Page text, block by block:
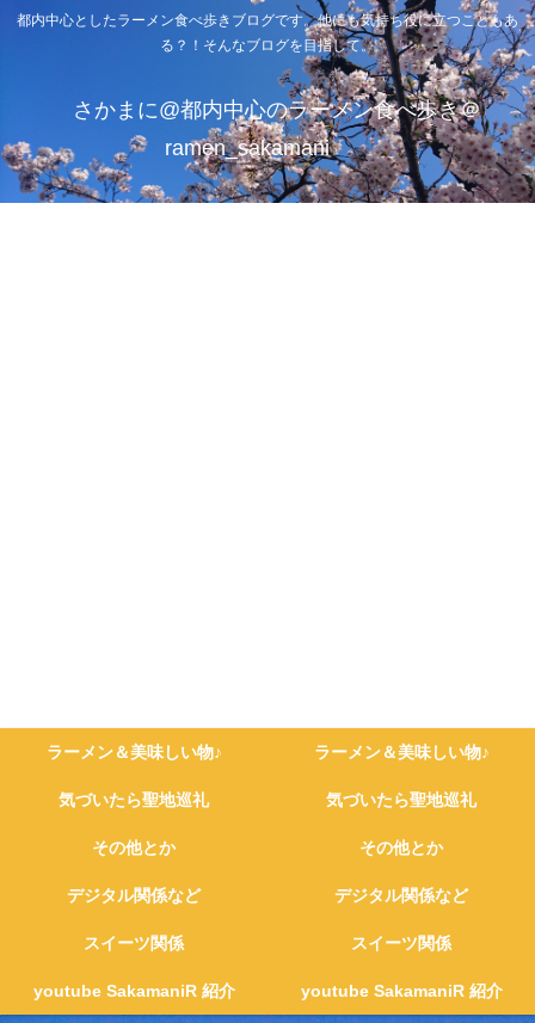
都内中心としたラーメン食べ歩きブログです。他にも気持ち役に立つこともあ
る？！そんなブログを目指して。
さかまに@都内中心のラーメン食べ歩き＠
ramen_sakamani
ラーメン＆美味しい物♪ ラーメン＆美味しい物♪
気づいたら聖地巡礼 気づいたら聖地巡礼
その他とか その他とか
デジタル関係など デジタル関係など
スイーツ関係 スイーツ関係
youtube SakamaniR 紹介 youtube SakamaniR 紹介